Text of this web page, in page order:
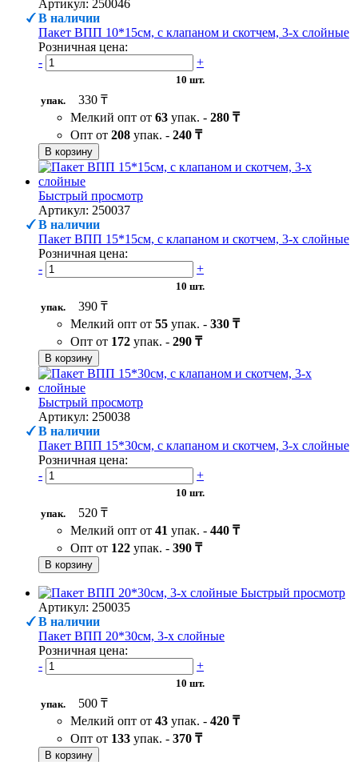
Артикул: 250046
В наличии
Пакет ВПП 10*15см, с клапаном и скотчем, 3-х слойные
Розничная цена:
-
+
10 шт.
упак.
330 ₸
Мелкий опт от 63 упак. - 280 ₸
Опт от 208 упак. - 240 ₸
В корзину
Быстрый просмотр
Артикул: 250037
В наличии
Пакет ВПП 15*15см, с клапаном и скотчем, 3-х слойные
Розничная цена:
-
+
10 шт.
упак.
390 ₸
Мелкий опт от 55 упак. - 330 ₸
Опт от 172 упак. - 290 ₸
В корзину
Быстрый просмотр
Артикул: 250038
В наличии
Пакет ВПП 15*30см, с клапаном и скотчем, 3-х слойные
Розничная цена:
-
+
10 шт.
упак.
520 ₸
Мелкий опт от 41 упак. - 440 ₸
Опт от 122 упак. - 390 ₸
В корзину
Быстрый просмотр
Артикул: 250035
В наличии
Пакет ВПП 20*30см, 3-х слойные
Розничная цена:
-
+
10 шт.
упак.
500 ₸
Мелкий опт от 43 упак. - 420 ₸
Опт от 133 упак. - 370 ₸
В корзину